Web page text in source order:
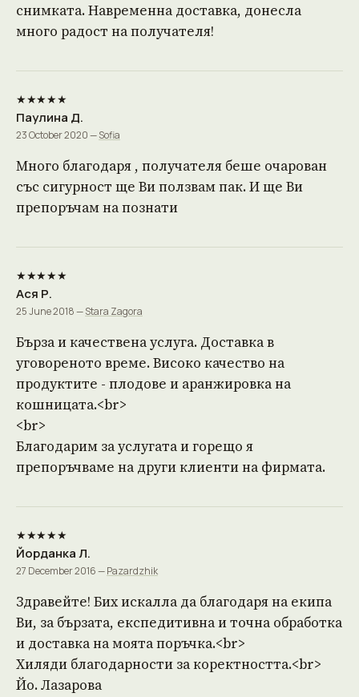
снимката. Навременна доставка, донесла
много радост на получателя!
★★★★★
Паулина Д.
23 October 2020 —Sofia
Много благодаря , получателя беше очарован
със сигурност ще Ви ползвам пак. И ще Ви
препоръчам на познати
★★★★★
Ася Р.
25 June 2018 —Stara Zagora
Бърза и качествена услуга. Доставка в
уговореното време. Високо качество на
продуктите - плодове и аранжировка на
кошницата.<br>
<br>
Благодарим за услугата и горещо я
препоръчваме на други клиенти на фирмата.
★★★★★
Йорданка Л.
27 December 2016 —Pazardzhik
Здравейте! Бих искалла да благодаря на екипа
Ви, за бързата, експедитивна и точна обработка
и доставка на моята поръчка.<br>
Хиляди благодарности за коректността.<br>
Йо. Лазарова